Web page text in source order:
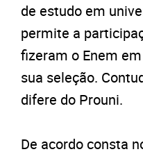
de estudo em
permite a
fizeram o Enem
sua seleção.
difere do Prouni.
De acordo consta